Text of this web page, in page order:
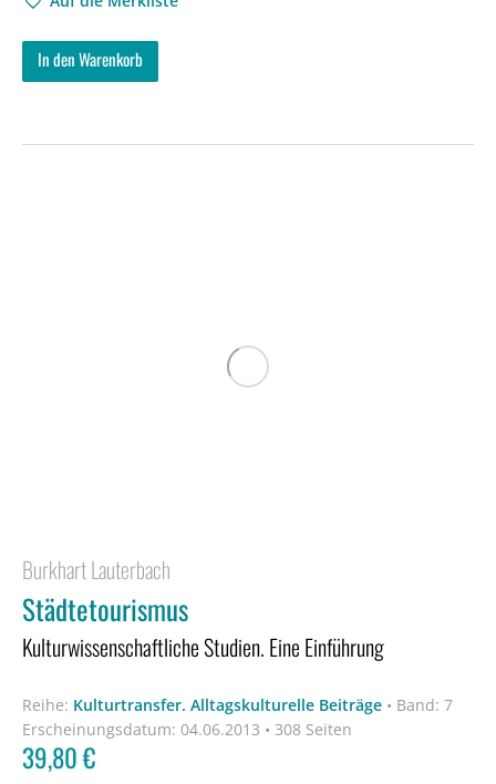
In den Warenkorb
Burkhart Lauterbach
Städtetourismus
Kulturwissenschaftliche Studien. Eine Einführung
Reihe: Kulturtransfer. Alltagskulturelle Beiträge • Band: 7
Erscheinungsdatum: 04.06.2013 • 308 Seiten
39,80€